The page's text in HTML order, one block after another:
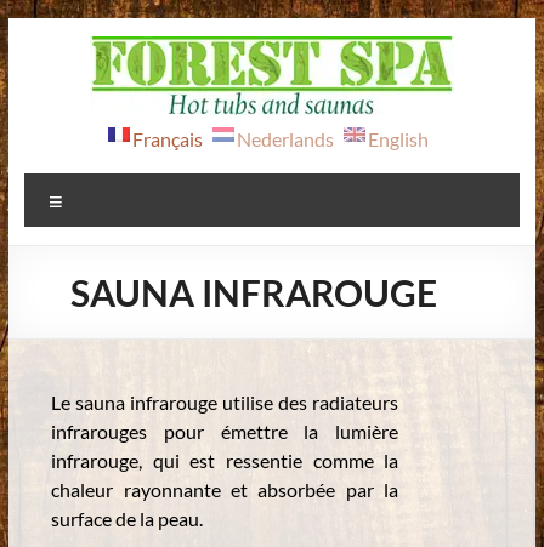
Aller
au
contenu
FOREST
SPA
Français Nederlands English
SAUNA INFRAROUGE
Le sauna infrarouge utilise des radiateurs
infrarouges pour émettre la lumière
infrarouge, qui est ressentie comme la
chaleur rayonnante et absorbée par la
surface de la peau.